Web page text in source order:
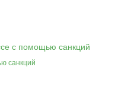
санкций